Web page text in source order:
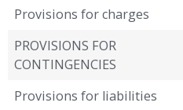
Provisions for charges
PROVISIONS FOR
CONTINGENCIES
Provisions for liabilities